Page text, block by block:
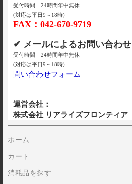
受付時間 24時間年中無休
(対応は平日9～18時)
FAX：042-670-9719
✔ メールによるお問い合わせ
受付時間 24時間年中無休
(対応は平日9～18時)
問い合わせフォーム
運営会社：
株式会社 リアライズフロンティア
ホーム
カート
消耗品を探す